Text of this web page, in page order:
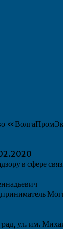
в сфере
ул. им.